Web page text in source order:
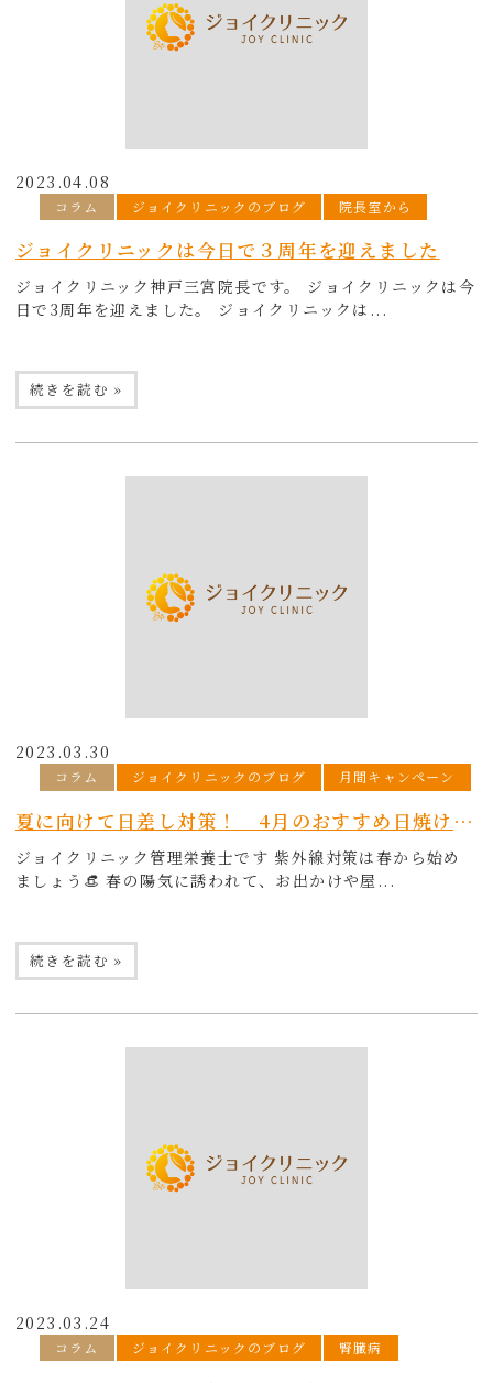
2023.04.08
コラム ジョイクリニックのブログ 院長室から
ジョイクリニックは今日で３周年を迎えました
ジョイクリニック神戸三宮院長です。 ジョイクリニックは今
日で3周年を迎えました。 ジョイクリニックは...
続きを読む »
2023.03.30
コラム ジョイクリニックのブログ 月間キャンペーン
夏に向けて日差し対策！ 4月のおすすめ日焼け止めキャンペーン
ジョイクリニック管理栄養士です 紫外線対策は春から始め
ましょう👒 春の陽気に誘われて、お出かけや屋...
続きを読む »
2023.03.24
コラム ジョイクリニックのブログ 腎臓病